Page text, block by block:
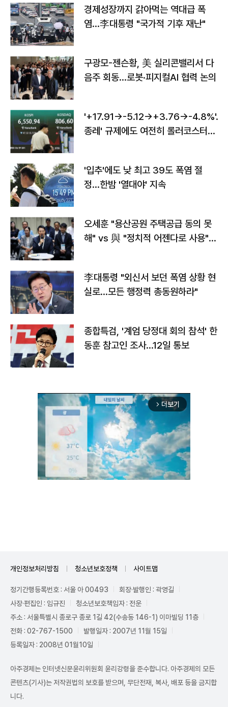
경제성장까지 갉아먹는 역대급 폭
염…李대통령 "국가적 기후 재난"
구광모-젠슨황, 美 실리콘밸리서 다
음주 회동…로봇·피지컬AI 협력 논의
'+17.91→-5.12→+3.76→-4.8%'…'
종레' 규제에도 여전히 롤러코스터
'입추'에도 낮 최고 39도 폭염 절
정…한밤 '열대야' 지속
오세훈 "용산공원 주택공급 동의 못
해" vs 與 "정치적 어젠다로 사용"
李대통령 "외신서 보던 폭염 상황 현
실로…모든 행정력 총동원하라"
종합특검, '계엄 당정대 회의 참석' 한
동훈 참고인 조사...12일 통보
arrow_forward_ios 더보기
개인정보처리방침 청소년보호정책 사이트맵
정기간행등록번호 : 서울 아 00493
회장·발행인 : 곽영길
사장·편집인 : 임규진
청소년보호책임자 : 전운
주소 : 서울특별시 종로구 종로 1길 42(수송동 146-1) 이마빌딩 11층
전화 : 02-767-1500
발행일자 : 2007년 11월 15일
등록일자 : 2008년 01월10일
아주경제는 인터넷신문윤리위원회 윤리강령을 준수합니다. 아주경제의 모든
콘텐츠(기사)는 저작권법의 보호를 받으며, 무단전재, 복사, 배포 등을 금지합
니다.